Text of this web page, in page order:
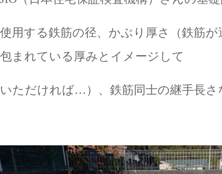
使用する鉄筋の径、かぶり厚さ（鉄筋
包まれている厚みとイメージして
いただければ…）、鉄筋同士の継手長